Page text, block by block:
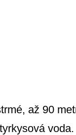
až 90